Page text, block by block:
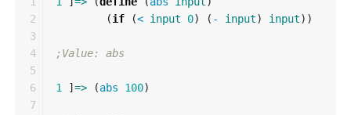
2
3
4
5
6
7
(if (< input 0) ( - input) input))
;Value: abs
1 ] => (abs 100)